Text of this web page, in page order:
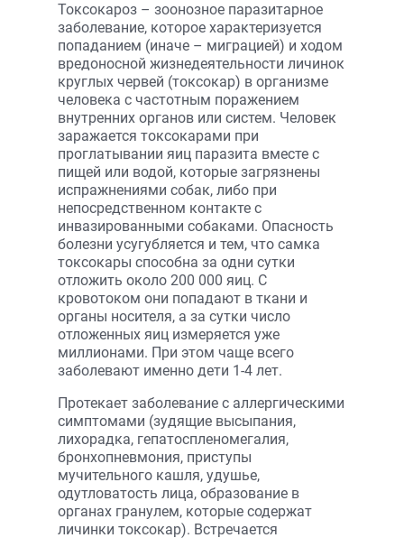
Токсокароз – зоонозное паразитарное
заболевание, которое характеризуется
попаданием (иначе – миграцией) и ходом
вредоносной жизнедеятельности личинок
круглых червей (токсокар) в организме
человека с частотным поражением
внутренних органов или систем. Человек
заражается токсокарами при
проглатывании яиц паразита вместе с
пищей или водой, которые загрязнены
испражнениями собак, либо при
непосредственном контакте с
инвазированными собаками. Опасность
болезни усугубляется и тем, что самка
токсокары способна за одни сутки
отложить около 200 000 яиц. С
кровотоком они попадают в ткани и
органы носителя, а за сутки число
отложенных яиц измеряется уже
миллионами. При этом чаще всего
заболевают именно дети 1-4 лет.
Протекает заболевание с аллергическими
симптомами (зудящие высыпания,
лихорадка, гепатоспленомегалия,
бронхопневмония, приступы
мучительного кашля, удушье,
одутловатость лица, образование в
органах гранулем, которые содержат
личинки токсокар). Встречается